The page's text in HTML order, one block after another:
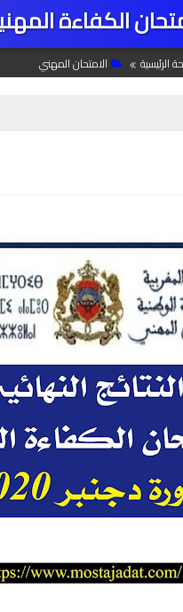
الكفاءة
الرئيسية الامتحان المهني